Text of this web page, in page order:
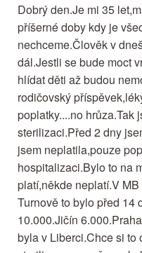
Dobrý den.Je mi 35
příšerné doby kdy je
nechceme.Člověk v
dál.Jestli se bude moct
hlídat děti až budou
rodičovský
poplatky....no hrůza.Tak
sterilizaci.Před 2 dny
jsem neplatila,pouze
hospitalizaci.Bylo to na
platí,někde neplatí.V
Turnově to bylo před 14
10.000.Jičín
byla v Liberci.Chce si to